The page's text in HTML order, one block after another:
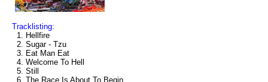
Tracklisting:
1. Hellfire
2. Sugar - Tzu
3. Eat Man Eat
4. Welcome To Hell
5. Still
6. The Race Is About To Begin